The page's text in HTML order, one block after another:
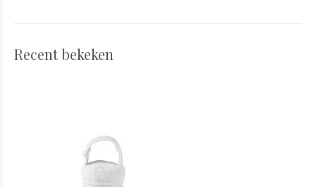
Recent bekeken